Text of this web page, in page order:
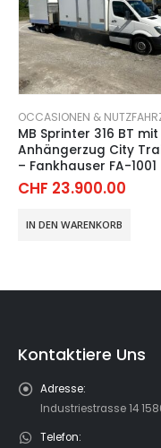
Foodtruck Pizza
CHF19.800.00
IN DEN WARENKORB
Kontaktiere Uns
Adresse:
Industriestrasse 14
Telefon: